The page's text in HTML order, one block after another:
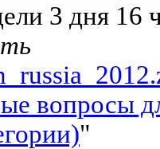
3 дня 16
вопросы
"